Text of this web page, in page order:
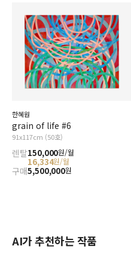
한혜원
grain of life #6
91x117cm (50호)
렌탈150,000원/월
16,334원/월
구매5,500,000원
AI가 추천하는 작품